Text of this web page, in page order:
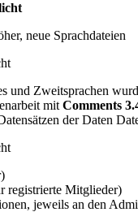
neue Sprachdateien
und Zweitsprachen
mit Comments
der Daten
registrierte Mitglieder)
jeweils an den